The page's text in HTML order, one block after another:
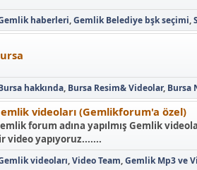
haberleri Gemlik Belediye bşk seçimi
hakkında Bursa Resim& Videolar Bursa
videoları (Gemlikforum'a özel)
forum adına yapılmış Gemlik
video yapıyoruz.......
videoları Video Team Gemlik Mp3 ve